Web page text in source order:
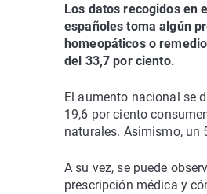
Los datos recogidos en
españoles toma algún
homeopáticos o
del 33,7 por ciento.
El aumento nacional se
19,6 por ciento
naturales. Asimismo, un
A su vez, se puede
prescripción médica y